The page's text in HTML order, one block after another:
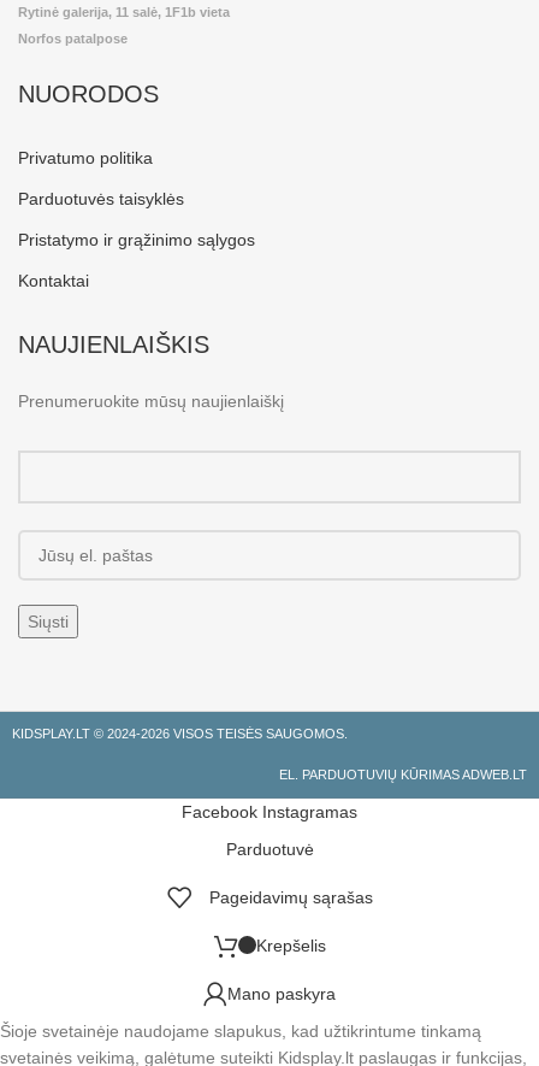
Rytinė galerija, 11 salė, 1F1b vieta
Norfos patalpose
NUORODOS
Privatumo politika
Parduotuvės taisyklės
Pristatymo ir grąžinimo sąlygos
Kontaktai
NAUJIENLAIŠKIS
Prenumeruokite mūsų naujienlaiškį
KIDSPLAY.LT © 2024-2026 VISOS TEISĖS SAUGOMOS.
EL. PARDUOTUVIŲ KŪRIMAS ADWEB.LT
Facebook Instagramas
Parduotuvė
Pageidavimų sąrašas
Krepšelis
Mano paskyra
Šioje svetainėje naudojame slapukus, kad užtikrintume tinkamą
svetainės veikimą, galėtume suteikti Kidsplay.lt paslaugas ir funkcijas,